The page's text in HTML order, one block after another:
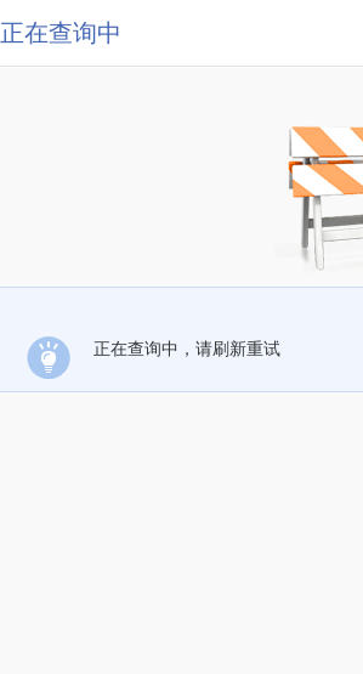
正在查询中
正在查询中，请刷新重试